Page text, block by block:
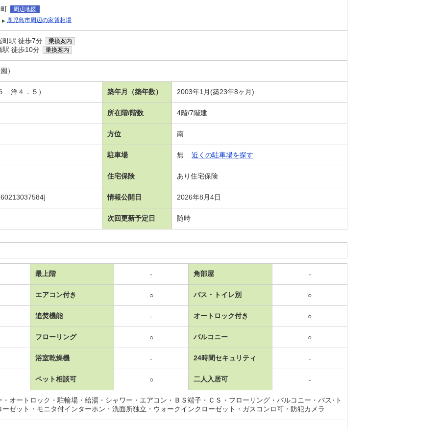
周辺地図
鹿児島市周辺の家賃相場
町駅 徒歩7分 乗換案内
駅 徒歩10分 乗換案内
）
洋４．５） 築年月（築年数） 2003年1月(築23年8ヶ月)
所在階/階数 4階/7階建
方位 南
駐車場 無 近くの駐車場を探す
住宅保険 あり住宅保険
情報公開日 2026年8月4日
次回更新予定日 随時
最上階 - 角部屋 -
エアコン付き ○ バス・トイレ別 ○
追焚機能 - オートロック付き ○
フローリング ○ バルコニー ○
浴室乾燥機 - 24時間セキュリティ -
ペット相談可 ○ 二人入居可 -
・オートロック・駐輪場・給湯・シャワー・エアコン・ＢＳ端子・ＣＳ・フローリング・バルコニー・バス･ト
ーゼット・モニタ付インターホン・洗面所独立・ウォークインクローゼット・ガスコンロ可・防犯カメラ